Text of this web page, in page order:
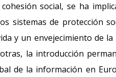
social, se ha
sistemas de protección
y un envejecimiento de
la introducción
de la información en